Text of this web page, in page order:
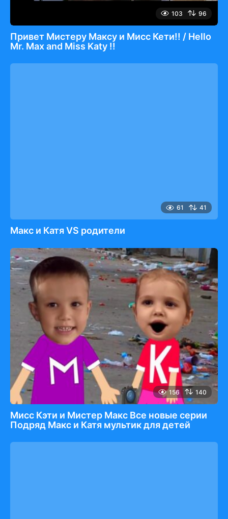
103 96
Привет Мистеру Максу и Мисс Кети!! / Hello
Mr. Max and Miss Katy !!
61 41
Макс и Катя VS родители
156 140
Мисс Кэти и Мистер Макс Все новые серии
Подряд Макс и Катя мультик для детей